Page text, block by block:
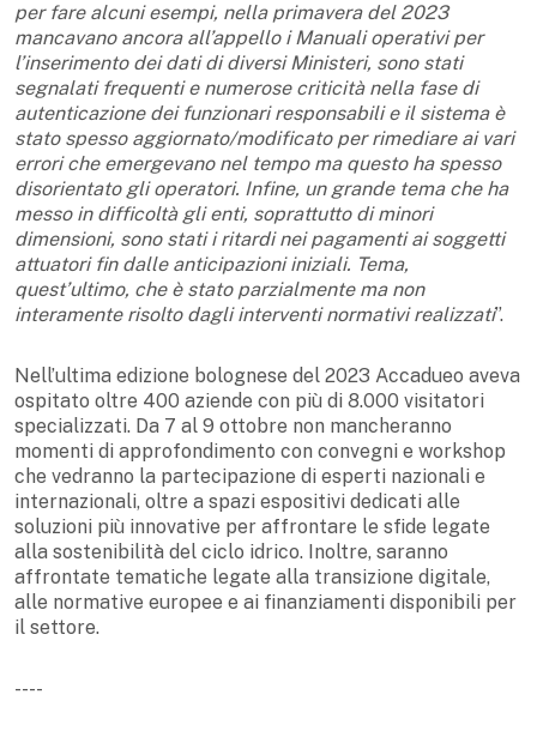
per fare alcuni esempi, nella primavera del 2023
mancavano ancora all’appello i Manuali operativi per
l’inserimento dei dati di diversi Ministeri, sono stati
segnalati frequenti e numerose criticità nella fase di
autenticazione dei funzionari responsabili e il sistema è
stato spesso aggiornato/modificato per rimediare ai vari
errori che emergevano nel tempo ma questo ha spesso
disorientato gli operatori. Infine, un grande tema che ha
messo in difficoltà gli enti, soprattutto di minori
dimensioni, sono stati i ritardi nei pagamenti ai soggetti
attuatori fin dalle anticipazioni iniziali. Tema,
quest’ultimo, che è stato parzialmente ma non
interamente risolto dagli interventi normativi realizzati”.
Nell’ultima edizione bolognese del 2023 Accadueo aveva
ospitato oltre 400 aziende con più di 8.000 visitatori
specializzati. Da 7 al 9 ottobre non mancheranno
momenti di approfondimento con convegni e workshop
che vedranno la partecipazione di esperti nazionali e
internazionali, oltre a spazi espositivi dedicati alle
soluzioni più innovative per affrontare le sfide legate
alla sostenibilità del ciclo idrico. Inoltre, saranno
affrontate tematiche legate alla transizione digitale,
alle normative europee e ai finanziamenti disponibili per
il settore.
----